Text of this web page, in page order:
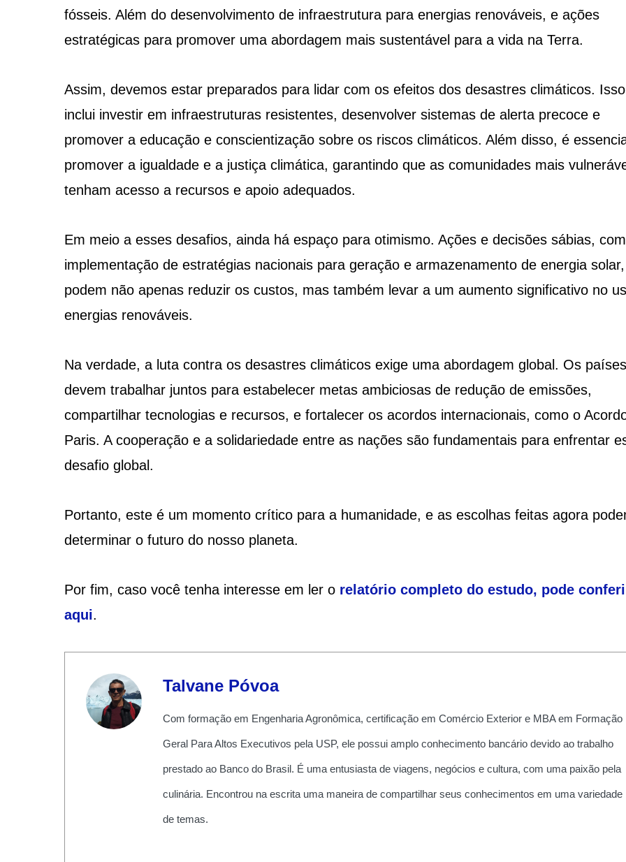
fósseis. Além do desenvolvimento de infraestrutura para energias renováveis, e ações
estratégicas para promover uma abordagem mais sustentável para a vida na Terra.
Assim, devemos estar preparados para lidar com os efeitos dos desastres climáticos. Isso
inclui investir em infraestruturas resistentes, desenvolver sistemas de alerta precoce e
promover a educação e conscientização sobre os riscos climáticos. Além disso, é
promover a igualdade e a justiça climática, garantindo que as comunidades mais
tenham acesso a recursos e apoio adequados.
Em meio a esses desafios, ainda há espaço para otimismo. Ações e decisões sábias,
implementação de estratégias nacionais para geração e armazenamento de energia solar,
podem não apenas reduzir os custos, mas também levar a um aumento significativo no
energias renováveis.
Na verdade, a luta contra os desastres climáticos exige uma abordagem global. Os países
devem trabalhar juntos para estabelecer metas ambiciosas de redução de emissões,
compartilhar tecnologias e recursos, e fortalecer os acordos internacionais, como o
Paris. A cooperação e a solidariedade entre as nações são fundamentais para enfrentar
desafio global.
Portanto, este é um momento crítico para a humanidade, e as escolhas feitas agora
determinar o futuro do nosso planeta.
Por fim, caso você tenha interesse em ler o relatório completo do estudo, pode
aqui.
Talvane Póvoa
Com formação em Engenharia Agronômica, certificação em Comércio Exterior e MBA em Formação
Geral Para Altos Executivos pela USP, ele possui amplo conhecimento bancário devido ao trabalho
prestado ao Banco do Brasil. É uma entusiasta de viagens, negócios e cultura, com uma paixão pela
culinária. Encontrou na escrita uma maneira de compartilhar seus conhecimentos em uma variedade
de temas.